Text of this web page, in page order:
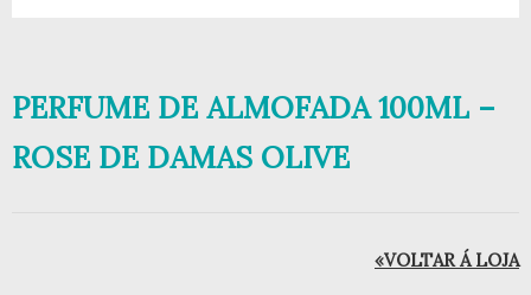
PERFUME DE ALMOFADA 100ML –
ROSE DE DAMAS OLIVE
«VOLTAR Á LOJA